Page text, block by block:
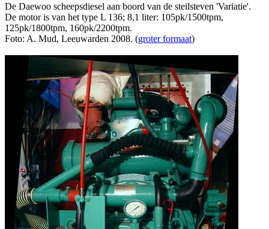
De Daewoo scheepsdiesel aan boord van de steilsteven 'Variatie'.
De motor is van het type L 136; 8,1 liter: 105pk/1500tpm,
125pk/1800tpm, 160pk/2200tpm.
Foto: A. Mud, Leeuwarden 2008. (groter formaat)